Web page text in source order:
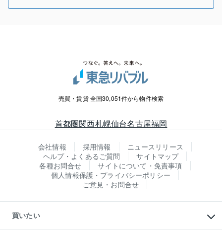
売買・賃貸 全国30,051件から物件検索
首都圏関西札幌仙台名古屋福岡
会社情報 採用情報
ニュースリリース
ヘルプ・よくあるご質問
サイトマップ
各種お問合せ
サイトについて・免責事項
個人情報保護・プライバシーポリシー
ご意見・お問合せ
買いたい